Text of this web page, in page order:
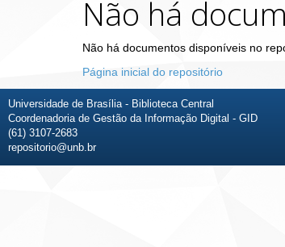
Não há
Não há documentos disponíveis no
Página inicial do repositório
Universidade de Brasília - Biblioteca Central
Coordenadoria de Gestão da Informação Digital - GID
(61) 3107-2683
repositorio@unb.br